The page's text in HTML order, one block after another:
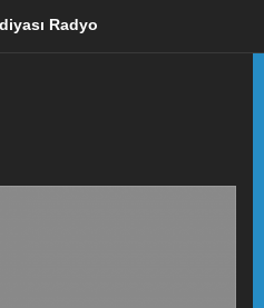
Radyo